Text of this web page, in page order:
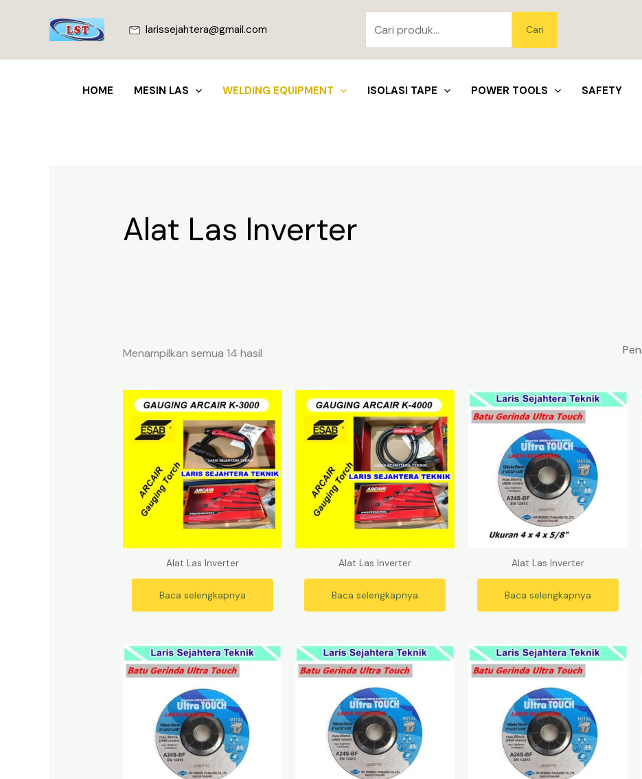
larissejahtera@gmail.com
untuk:
Cari
HOME MESIN LAS WELDING EQUIPMENT ISOLASI TAPE POWER TOOLS SAFETY
Alat Las Inverter
Menampilkan semua 14 hasil
Alat Las Inverter
Baca selengkapnya
Alat Las Inverter
Baca selengkapnya
Alat Las Inverter
Baca selengkapnya